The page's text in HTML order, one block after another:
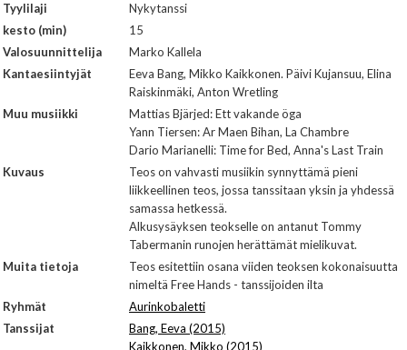
Tyylilaji
Nykytanssi
kesto (min)
15
Valosuunnittelija
Marko Kallela
Kantaesiintyjät
Eeva Bang, Mikko Kaikkonen. Päivi Kujansuu, Elina
Raiskinmäki, Anton Wretling
Muu musiikki
Mattias Bjärjed: Ett vakande öga
Yann Tiersen: Ar Maen Bihan, La Chambre
Dario Marianelli: Time for Bed, Anna's Last Train
Kuvaus
Teos on vahvasti musiikin synnyttämä pieni
liikkeellinen teos, jossa tanssitaan yksin ja yhdessä
samassa hetkessä.
Alkusysäyksen teokselle on antanut Tommy
Tabermanin runojen herättämät mielikuvat.
Muita tietoja
Teos esitettiin osana viiden teoksen kokonaisuutta
nimeltä Free Hands - tanssijoiden ilta
Ryhmät
Aurinkobaletti
Tanssijat
Bang, Eeva (2015)
Kaikkonen, Mikko (2015)